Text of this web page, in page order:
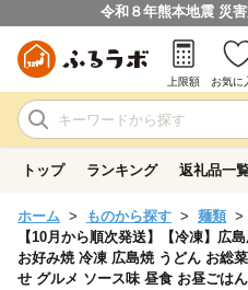
令和８年熊本地震 災
上限額 お気に
トップ ランキング 返礼品一
ホーム ものから探す 麺類
【10月から順次発送】【冷凍】広
お好み焼 冷凍 広島焼 うどん お総
せ グルメ ソース味 昼食 お昼ごは